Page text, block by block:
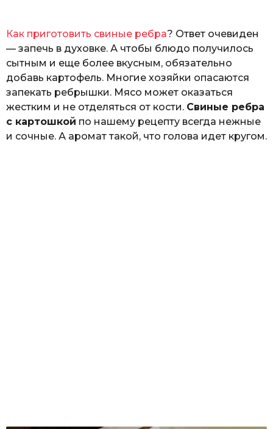
Как приготовить свиные ребра? Ответ очевиден
— запечь в духовке. А чтобы блюдо получилось
сытным и еще более вкусным, обязательно
добавь картофель. Многие хозяйки опасаются
запекать ребрышки. Мясо может оказаться
жестким и не отделяться от кости. Свиные ребра
с картошкой по нашему рецепту всегда нежные
и сочные. А аромат такой, что голова идет кругом.